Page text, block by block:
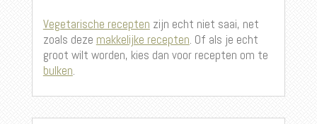
Vegetarische recepten zijn echt niet saai, net
zoals deze makkelijke recepten. Of als je echt
groot wilt worden, kies dan voor recepten om te
bulken.